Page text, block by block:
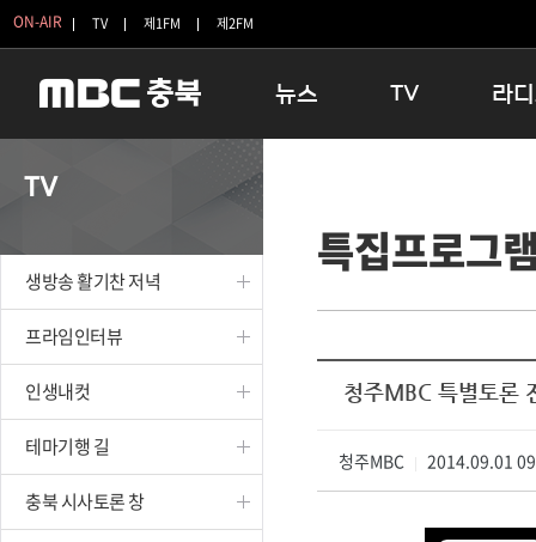
ON-AIR TV 제1FM 제2FM
뉴스
보은
옥천
TV
인생내컷
테마기행 길
시청자 FLEX
특집프로그램
종영프로그램
라
16:00 완
우리 고
TV
생방송 활기찬 저녁
프라임인터뷰
인생내컷
테마기행 길
충북 시사토론 창
특집프로그
청주MBC 특별토론
청주MBC 2014.09.01